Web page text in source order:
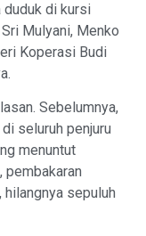
duduk di kursi
Mulyani, Menko
Koperasi Budi
Sebelumnya,
seluruh penjuru
menuntut
pembakaran
sepuluh